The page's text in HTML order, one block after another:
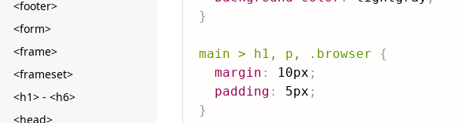
<footer>
<form>
<frame>
<frameset>
<h1> - <h6>
<head>
}
main > h1, p, .browser
{
margin : 10px ;
padding : 5px ;
}